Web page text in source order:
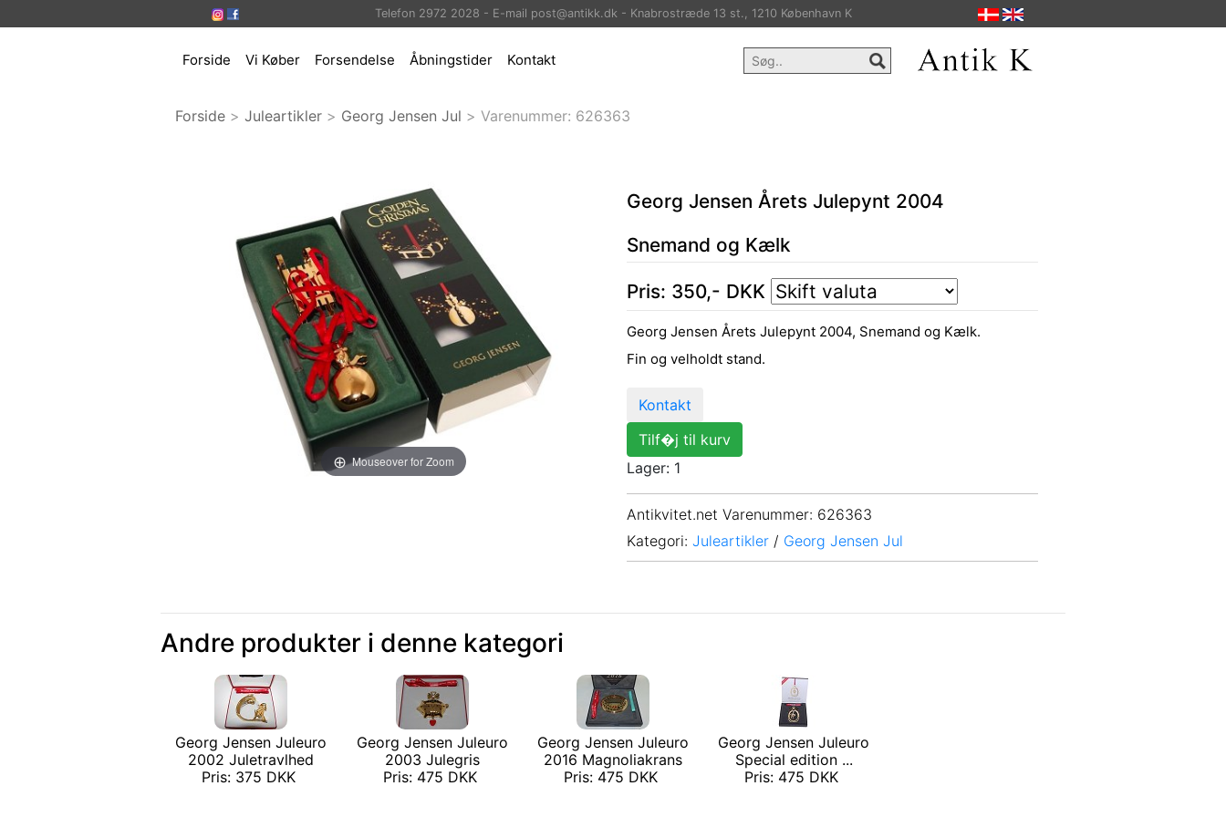
Telefon 2972 2028 - E-mail post@antikk.dk - Knabrostræde 13 st., 1210 København K
Forside Vi Køber Forsendelse Åbningstider Kontakt
Forside > Juleartikler > Georg Jensen Jul > Varenummer: 626363
Mouseover for Zoom
Georg Jensen Årets Julepynt 2004
Snemand og Kælk
Pris: 350,- DKK
Georg Jensen Årets Julepynt 2004, Snemand og Kælk.
Fin og velholdt stand.
Kontakt
Tilf�j til kurv
Lager: 1
Antikvitet.net Varenummer: 626363
Kategori: Juleartikler / Georg Jensen Jul
Andre produkter i denne kategori
Georg Jensen Juleuro
2002 Juletravlhed
Pris: 375 DKK
Georg Jensen Juleuro
2003 Julegris
Pris: 475 DKK
Georg Jensen Juleuro
2016 Magnoliakrans
Pris: 475 DKK
Georg Jensen Juleuro
Special edition ...
Pris: 475 DKK